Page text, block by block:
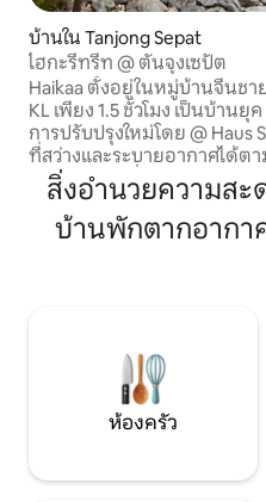
บ้านใน Tanjong Sepat
ไฮกะรีทรีท @ ตันจุงเซปัต
Haikaa ตั้งอยู่ในหมู่บ้านจีนชา
KL เพียง 1.5 ชั่วโมง เป็นบ้านยุ
การปรับปรุงใหม่โดย @ Haus
ที่สว่างและระบายอากาศได้ต
ห้องโถงใหญ่ที่หันหน้าไปทางท
ประตูพับและลานที่เงียบสงบที่
โดยห้องโถงและห้องนอน 2 ห้อง บ้านห
รองรับผู้เข้าพักได้ 12 คนและมี
ครอบครัว สถานที่ท่องเที่ยวใน
ห่างออกไปไม่กี่นาที
สิ่งอำนวยความส
บ้านพักตากอากา
ห้องครัว